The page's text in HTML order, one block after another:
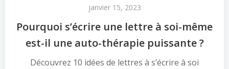
janvier 15, 2023
Pourquoi s’écrire une lettre à soi-même
est-il une auto-thérapie puissante ?
Découvrez 10 idées de lettres à s’écrire à soi